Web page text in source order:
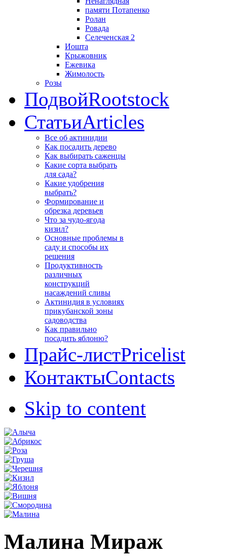
памяти Потапенко
Ролан
Ровада
Селеченская 2
Иошта
Крыжовник
Ежевика
Жимолость
Розы
ПодвойRootstock
СтатьиArticles
Все об актинидии
Как посадить дерево
Как выбирать саженцы
Какие сорта выбрать
для сада?
Какие удобрения
выбрать?
Формирование и
обрезка деревьев
Что за чудо-ягода
кизил?
Основные проблемы в
саду и способы их
решения
Продуктивность
различных
конструкций
насаждений сливы
Актинидия в условиях
прикубанской зоны
садоводства
Как правильно
посадить яблоню?
Прайс-листPricelist
КонтактыContacts
Skip to content
Малина Мираж